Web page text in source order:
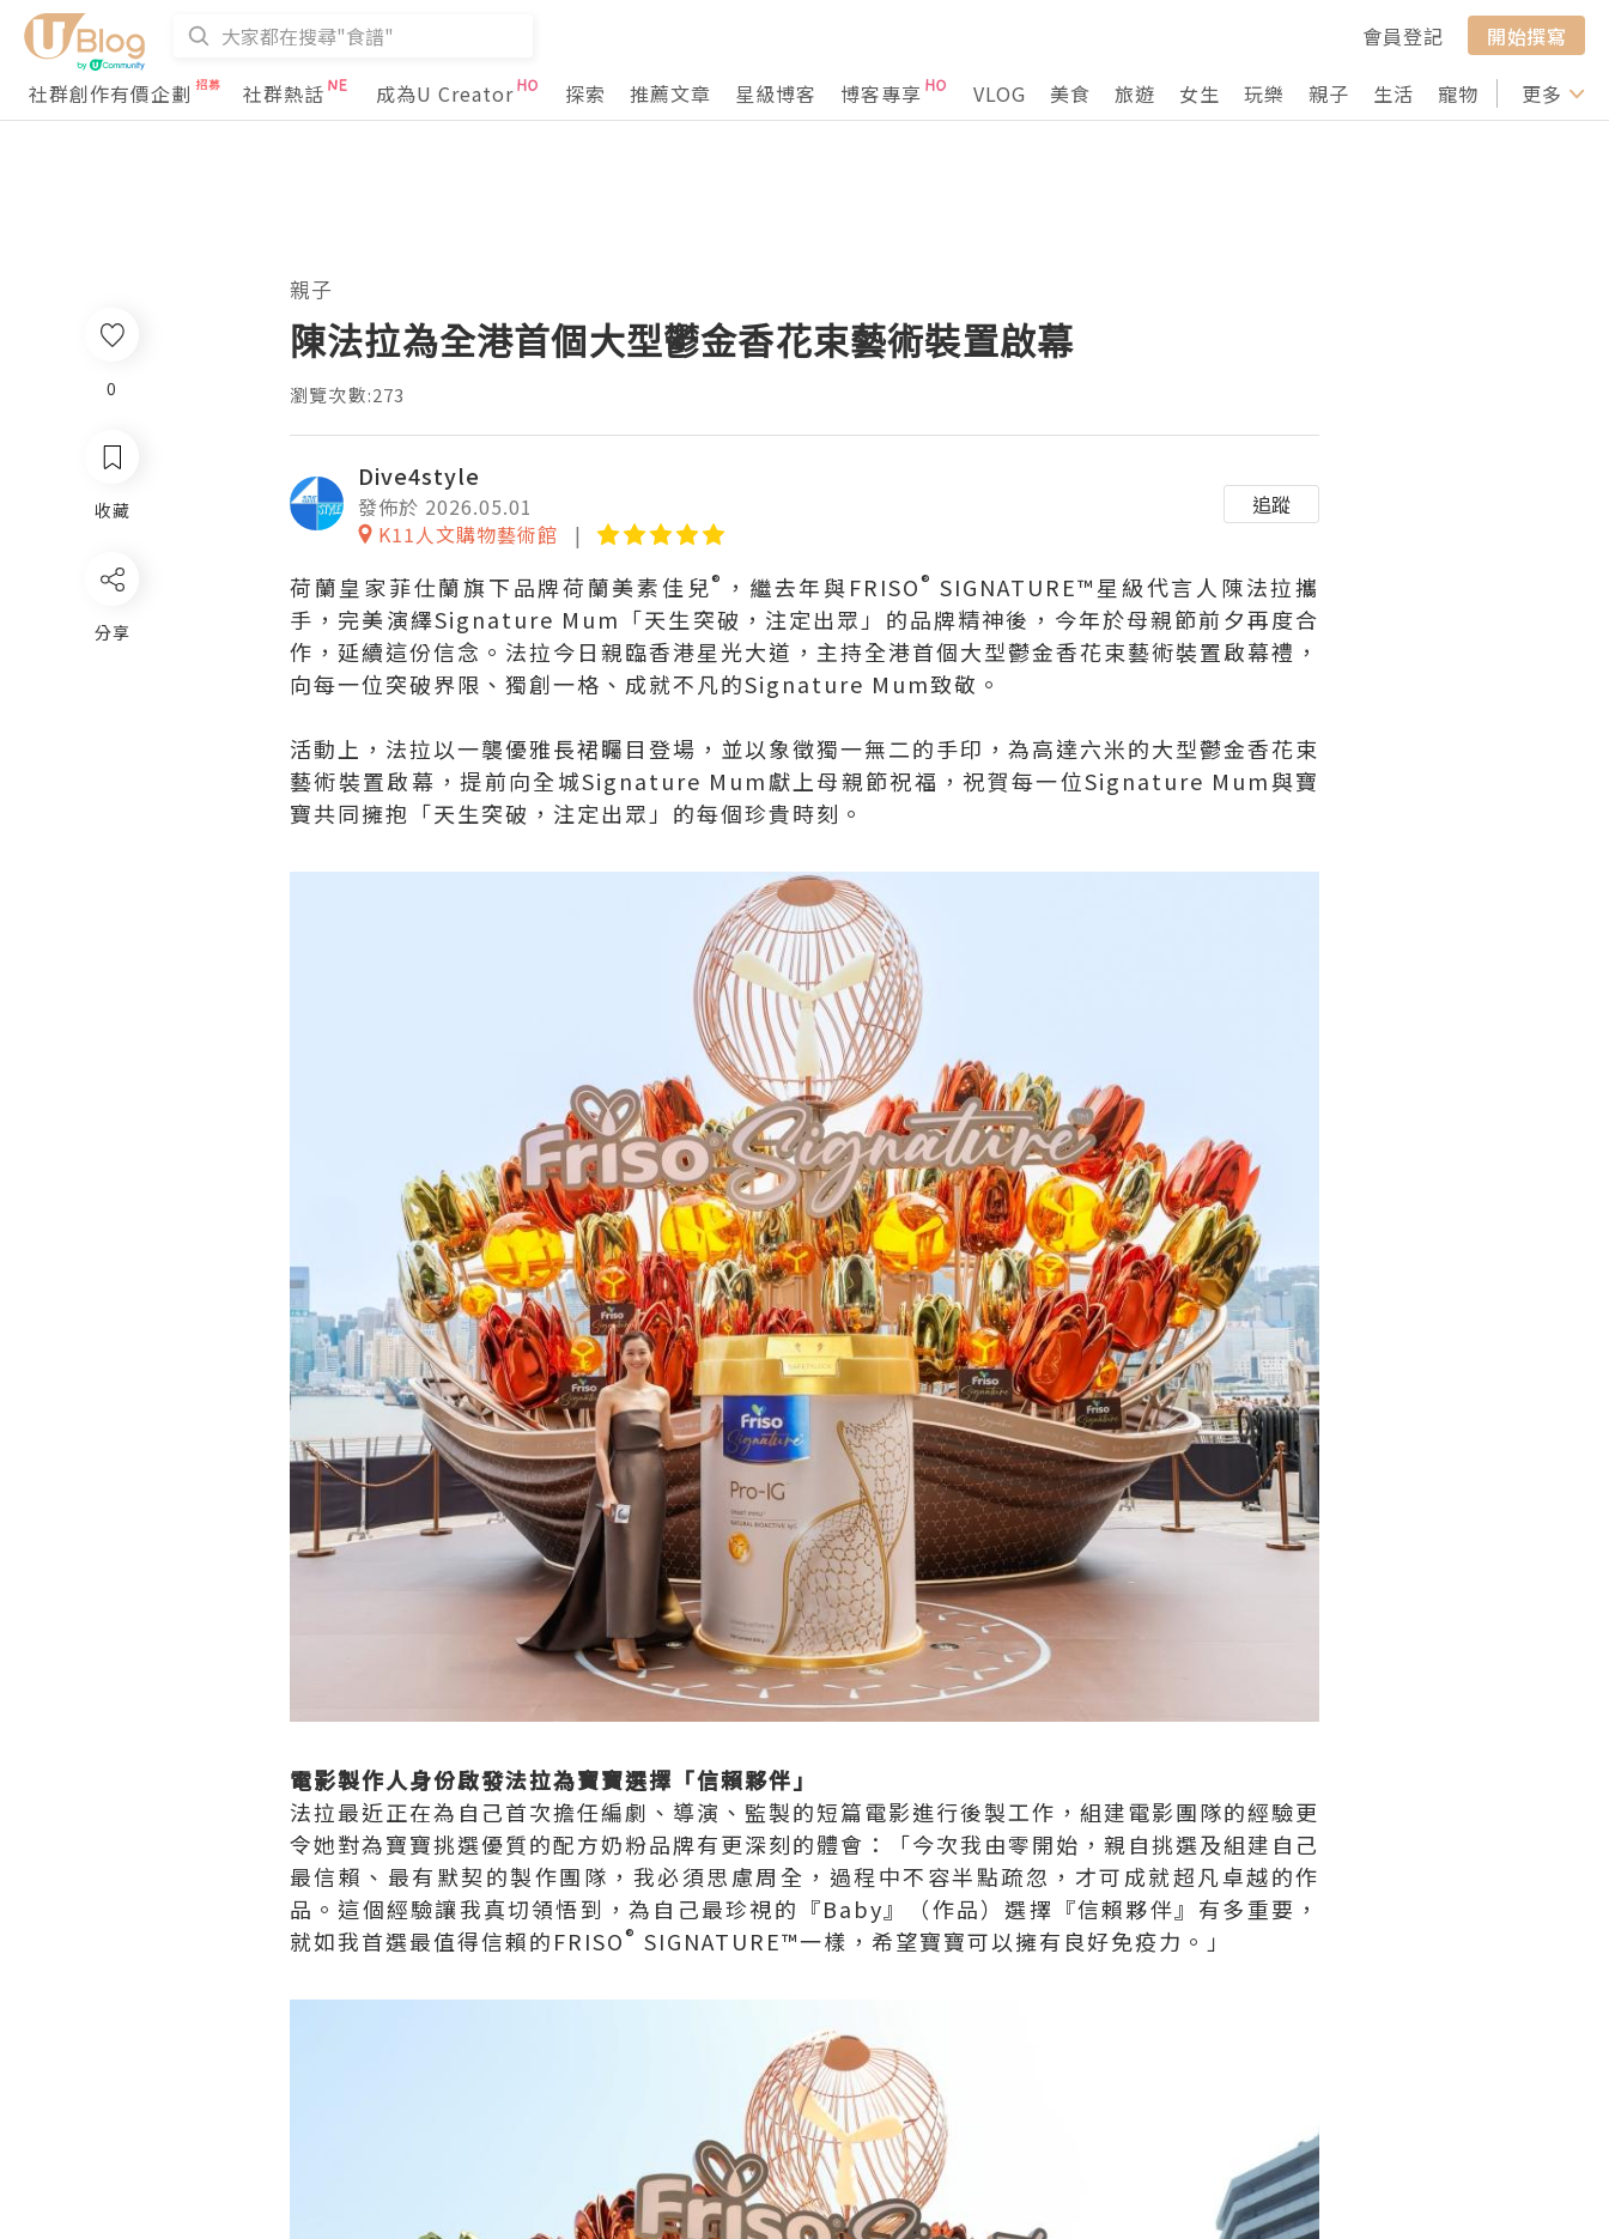
會員登記
開始撰寫
社群創作有價企劃
社群熱話 成為U Creator 探索 推薦文章 星級博客 博客專享 VLOG 美食 旅遊 女生 玩樂 親子 生活 寵物 行山 打卡
更多
0
收藏
分享
親子
陳法拉為全港首個大型鬱金香花束藝術裝置啟幕
瀏覽次數:273
Dive4style
發佈於 2026.05.01
K11人文購物藝術館
追蹤
荷蘭皇家菲仕蘭旗下品牌荷蘭美素佳兒® ，繼去年與FRISO® SIGNATURE™星級代言人陳法拉攜
手，完美演繹Signature Mum「天生突破，注定出眾」的品牌精神後，今年於母親節前夕再度合
作，延續這份信念。法拉今日親臨香港星光大道，主持全港首個大型鬱金香花束藝術裝置啟幕禮，
向每一位突破界限、獨創一格、成就不凡的Signature Mum致敬。
活動上，法拉以一襲優雅長裙矚目登場，並以象徵獨一無二的手印，為高達六米的大型鬱金香花束
藝術裝置啟幕，提前向全城Signature Mum獻上母親節祝福，祝賀每一位Signature Mum與寶
寶共同擁抱「天生突破，注定出眾」的每個珍貴時刻。
電影製作人身份啟發法拉為寶寶選擇「信賴夥伴」
法拉最近正在為自己首次擔任編劇、導演、監製的短篇電影進行後製工作，組建電影團隊的經驗更
令她對為寶寶挑選優質的配方奶粉品牌有更深刻的體會：「今次我由零開始，親自挑選及組建自己
最信賴、最有默契的製作團隊，我必須思慮周全，過程中不容半點疏忽，才可成就超凡卓越的作
品。這個經驗讓我真切領悟到，為自己最珍視的『Baby』（作品）選擇『信賴夥伴』有多重要，
就如我首選最值得信賴的FRISO® SIGNATURE™一樣，希望寶寶可以擁有良好免疫力。」